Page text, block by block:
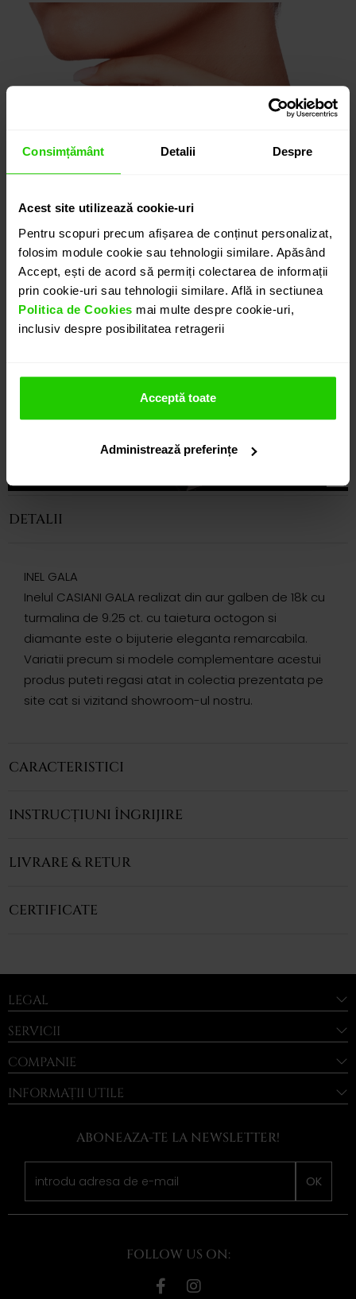
Consimțământ Detalii Despre
Acest site utilizează cookie-uri
Pentru scopuri precum afișarea de conținut personalizat,
folosim module cookie sau tehnologii similare. Apăsând
Accept, ești de acord să permiți colectarea de informații
prin cookie-uri sau tehnologii similare. Află in sectiunea
Politica de Cookies mai multe despre cookie-uri,
inclusiv despre posibilitatea retragerii
Acceptă toate
Administrează preferințe
DETALII
INEL GALA
Inelul CASIANI GALA realizat din aur galben de 18k cu
turmalina de 9.25 ct. cu taietura octogon si
diamante este o bijuterie eleganta remarcabila.
Variatii precum si modele complementare acestui
produs puteti regasi atat in colectia prezentata pe
site cat si vizitand showroom-ul nostru.
CARACTERISTICI
INSTRUCȚIUNI ÎNGRIJIRE
LIVRARE & RETUR
CERTIFICATE
LEGAL
SERVICII
COMPANIE
INFORMAȚII UTILE
ABONEAZA-TE LA NEWSLETTER!
OK
FOLLOW US ON: